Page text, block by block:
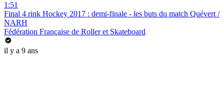
1:51
Final 4 rink Hockey 2017 : demi-finale - les buts du match Quévert /
NARH
Fédération Française de Roller et Skateboard
il y a 9 ans